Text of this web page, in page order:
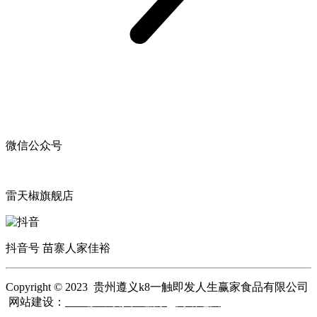
微信公众号
雷天椒旗舰店
抖音号 苗寨人家佳裕
Copyright © 2023 贵州遵义k8一触即发人生赢家食品有限公司
网站建设：